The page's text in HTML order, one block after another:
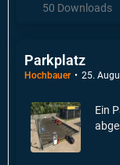
50 Downloads
Parkplatz
Hochbauer 25.
Ein